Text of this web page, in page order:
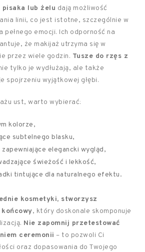
lub żelu dają możliwość
linii, co jest istotne, szczególnie w
pełnego emocji. Ich odporność na
że makijaż utrzyma się w
przez wiele godzin. Tusze do rzęs z
tylko je wydłużają, ale także
spojrzeniu wyjątkowej głębi.
ust, warto wybierać:
kolorze,
subtelnego blasku,
elegancki wygląd,
świeżość i lekkość,
tintujące dla naturalnego efektu.
kosmetyki, stworzysz
, który doskonale skomponuje
Nie zapomnij przetestować
ceremonii – to pozwoli Ci
oraz dopasowania do Twojego